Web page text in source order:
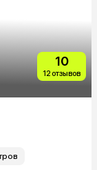
10
12 отзывов